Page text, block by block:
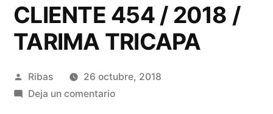
CLIENTE 454 / 2018 /
TARIMA TRICAPA
Publicado
por
Ribas
26 octubre, 2018
Deja un comentarioen